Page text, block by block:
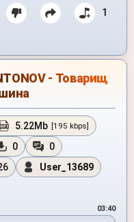
1
- Товарищ
5.22Mb [195 kbps]
0
0
User_13689
03:40